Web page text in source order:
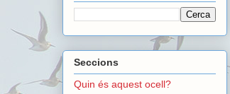
Seccions
Quin és aquest ocell?